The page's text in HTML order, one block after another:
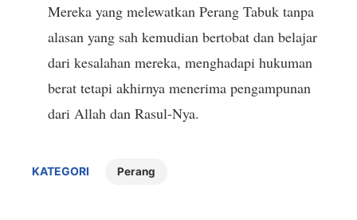
Mereka yang melewatkan Perang Tabuk tanpa
alasan yang sah kemudian bertobat dan belajar
dari kesalahan mereka, menghadapi hukuman
berat tetapi akhirnya menerima pengampunan
dari Allah dan Rasul-Nya.
KATEGORI Perang